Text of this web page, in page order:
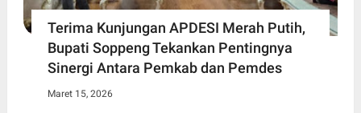
Terima Kunjungan APDESI Merah Putih,
Bupati Soppeng Tekankan Pentingnya
Sinergi Antara Pemkab dan Pemdes
Maret 15, 2026